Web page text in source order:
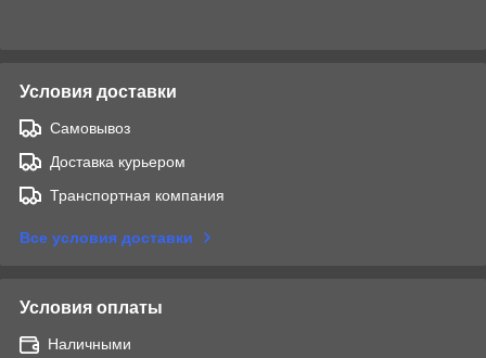
Условия доставки
Самовывоз
Доставка курьером
Транспортная компания
Все условия доставки
Условия оплаты
Наличными